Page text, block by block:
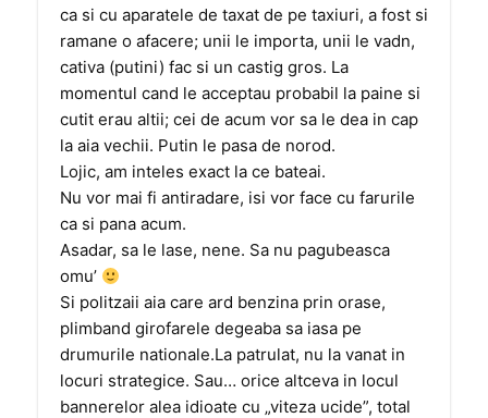
ca si cu aparatele de taxat de pe taxiuri, a fost si
ramane o afacere; unii le importa, unii le vadn,
cativa (putini) fac si un castig gros. La
momentul cand le acceptau probabil la paine si
cutit erau altii; cei de acum vor sa le dea in cap
la aia vechii. Putin le pasa de norod.
Lojic, am inteles exact la ce bateai.
Nu vor mai fi antiradare, isi vor face cu farurile
ca si pana acum.
Asadar, sa le lase, nene. Sa nu pagubeasca
omu’
Si politzaii aia care ard benzina prin orase,
plimband girofarele degeaba sa iasa pe
drumurile nationale.La patrulat, nu la vanat in
locuri strategice. Sau… orice altceva in locul
bannerelor alea idioate cu „viteza ucide”, total